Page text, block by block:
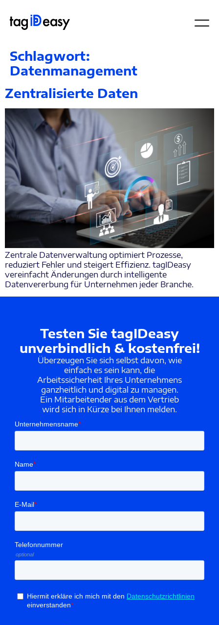
Schlagwort:
Datenmanagement
Zentralisierte Daten
Zentrale Datenverwaltung optimiert Prozesse,
reduziert Fehler und steigert Effizienz. tagIDeasy
vereinfacht Änderungen durch intelligente
Datenvererbung für Unternehmen jeder Branche.
Testen Sie tagIDeasy
unverbindlich & kostenfrei!
Überzeugen Sie sich selbst davon, wie
einfach es sein kann, die
Arbeitssicherheit Ihres Unternehmens
ganzheitlich und digital zu managen.
Ein Mitarbeitender aus dem Vertrieb
wird sich in Kürze bei Ihnen melden.